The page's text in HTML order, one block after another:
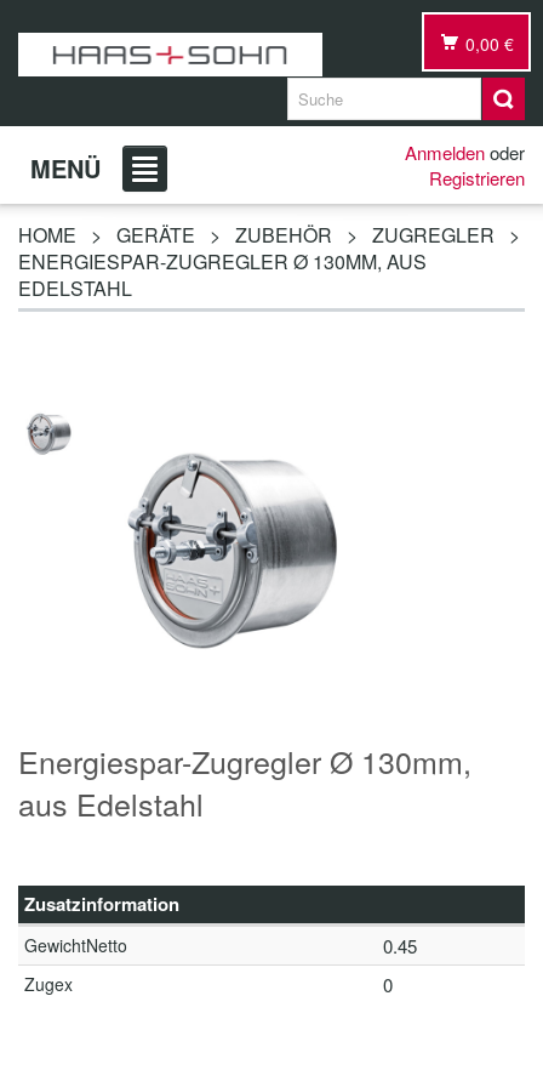
0,00 €
MENÜ Anmeldenoder
Registrieren
HOME > GERÄTE > ZUBEHÖR > ZUGREGLER
>
ENERGIESPAR-ZUGREGLER Ø 130MM, AUS
EDELSTAHL
Energiespar-Zugregler Ø 130mm,
aus Edelstahl
Zusatzinformation
GewichtNetto 0.45
Zugex 0